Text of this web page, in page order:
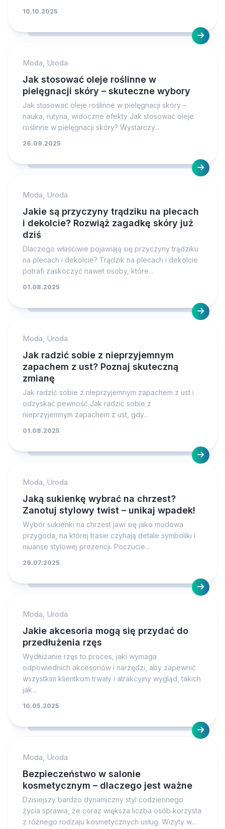
10.10.2025
Moda, Uroda
Jak stosować oleje roślinne w
pielęgnacji skóry – skuteczne wybory
Jak stosować oleje roślinne w pielęgnacji skóry –
nauka, rutyna, widoczne efekty Jak stosować oleje
roślinne w pielęgnacji skóry? Wystarczy...
26.09.2025
Moda, Uroda
Jakie są przyczyny trądziku na plecach
i dekolcie? Rozwiąż zagadkę skóry już
dziś
Dlaczego właściwie pojawiają się przyczyny trądziku
na plecach i dekolcie? Trądzik na plecach i dekolcie
potrafi zaskoczyć nawet osoby, które...
01.08.2025
Moda, Uroda
Jak radzić sobie z nieprzyjemnym
zapachem z ust? Poznaj skuteczną
zmianę
Jak radzić sobie z nieprzyjemnym zapachem z ust i
odzyskać pewność Jak radzić sobie z
nieprzyjemnym zapachem z ust, gdy...
01.08.2025
Moda, Uroda
Jaką sukienkę wybrać na chrzest?
Zanotuj stylowy twist – unikaj wpadek!
Wybór sukienki na chrzest jawi się jako modowa
przygoda, na której trasie czyhają detale symboliki i
niuanse stylowej prezencji. Poczucie...
29.07.2025
Moda, Uroda
Jakie akcesoria mogą się przydać do
przedłużenia rzęs
Wydłużanie rzęs to proces, jaki wymaga
odpowiednich akcesoriów i narzędzi, aby zapewnić
wszystkim klientkom trwały i atrakcyjny wygląd, takich
jak...
10.05.2025
Moda, Uroda
Bezpieczeństwo w salonie
kosmetycznym – dlaczego jest ważne
Dzisiejszy bardzo dynamiczny styl codziennego
życia sprawia, że coraz większa liczba osób korzysta
z różnego rodzaju kosmetycznych usług. Wizyty w...